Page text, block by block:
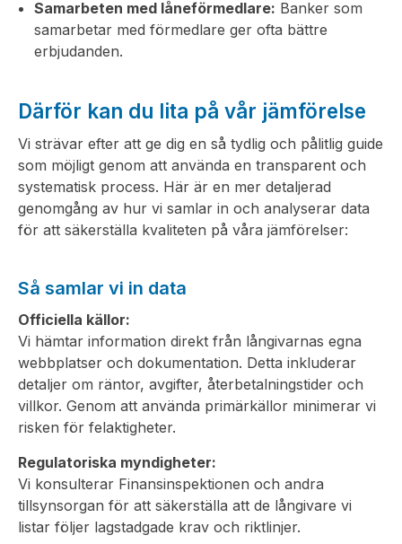
Samarbeten med låneförmedlare: Banker som
samarbetar med förmedlare ger ofta bättre
erbjudanden.
Därför kan du lita på vår jämförelse
Vi strävar efter att ge dig en så tydlig och pålitlig guide
som möjligt genom att använda en transparent och
systematisk process. Här är en mer detaljerad
genomgång av hur vi samlar in och analyserar data
för att säkerställa kvaliteten på våra jämförelser:
Så samlar vi in data
Officiella källor:
Vi hämtar information direkt från långivarnas egna
webbplatser och dokumentation. Detta inkluderar
detaljer om räntor, avgifter, återbetalningstider och
villkor. Genom att använda primärkällor minimerar vi
risken för felaktigheter.
Regulatoriska myndigheter:
Vi konsulterar Finansinspektionen och andra
tillsynsorgan för att säkerställa att de långivare vi
listar följer lagstadgade krav och riktlinjer.